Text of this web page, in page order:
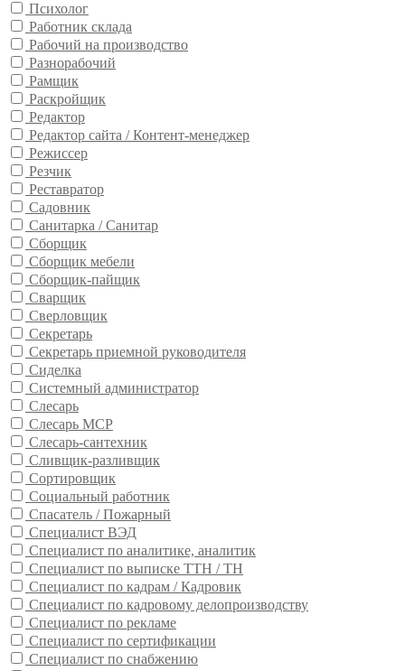
Психолог
Работник склада
Рабочий на производство
Разнорабочий
Рамщик
Раскройщик
Редактор
Редактор сайта / Контент-менеджер
Режиссер
Резчик
Реставратор
Садовник
Санитарка / Санитар
Сборщик
Сборщик мебели
Сборщик-пайщик
Сварщик
Сверловщик
Секретарь
Секретарь приемной руководителя
Сиделка
Системный администратор
Слесарь
Слесарь МСР
Слесарь-сантехник
Сливщик-разливщик
Сортировщик
Социальный работник
Спасатель / Пожарный
Специалист ВЭД
Специалист по аналитике, аналитик
Специалист по выписке ТТН / ТН
Специалист по кадрам / Кадровик
Специалист по кадровому делопроизводству
Специалист по рекламе
Специалист по сертификации
Специалист по снабжению